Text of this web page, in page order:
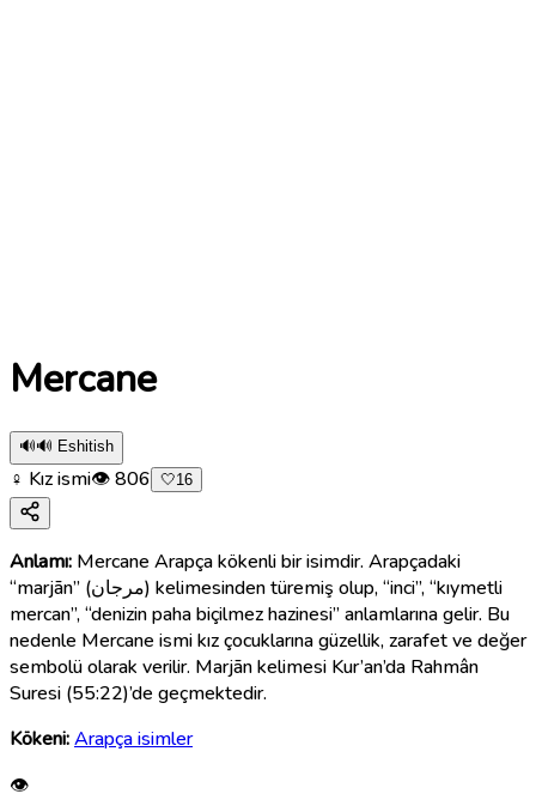
Mercane
🔊🔊 Eshitish
♀ Kız ismi👁806 🤍16
Anlamı: Mercane Arapça kökenli bir isimdir. Arapçadaki
“marjān” (مرجان) kelimesinden türemiş olup, “inci”, “kıymetli
mercan”, “denizin paha biçilmez hazinesi” anlamlarına gelir. Bu
nedenle Mercane ismi kız çocuklarına güzellik, zarafet ve değer
sembolü olarak verilir. Marjān kelimesi Kur’an’da Rahmân
Suresi (55:22)’de geçmektedir.
Kökeni:Arapça isimler
👁